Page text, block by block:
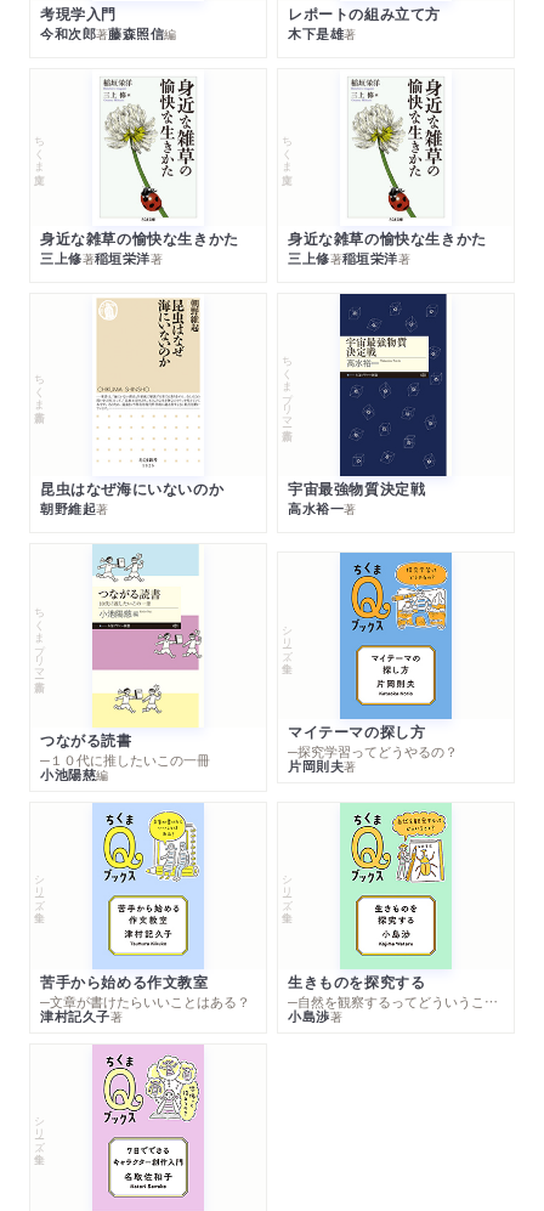
考現学入門
今和次郎著藤森照信編
レポートの組み立て方
木下是雄著
ちくま文庫
身近な雑草の愉快な生きかた
三上修著稲垣栄洋著
ちくま文庫
身近な雑草の愉快な生きかた
三上修著稲垣栄洋著
ちくま新書
昆虫はなぜ海にいないのか
朝野維起著
ちくまプリマー新書
宇宙最強物質決定戦
高水裕一著
ちくまプリマー新書
つながる読書
─１０代に推したいこの一冊
小池陽慈編
シリーズ・全集
マイテーマの探し方
─探究学習ってどうやるの？
片岡則夫著
シリーズ・全集
苦手から始める作文教室
─文章が書けたらいいことはある？
津村記久子著
シリーズ・全集
生きものを探究する
─自然を観察するってどういうこと？
小島渉著
シリーズ・全集